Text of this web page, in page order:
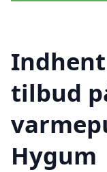
tilbud
Hygum